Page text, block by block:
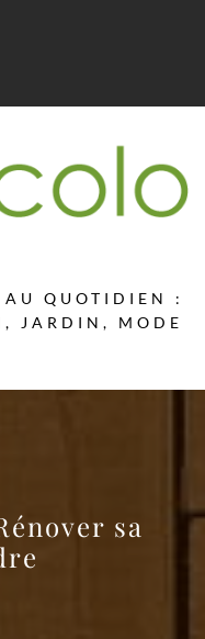
AU QUOTIDIEN :
JARDIN, MODE
sa